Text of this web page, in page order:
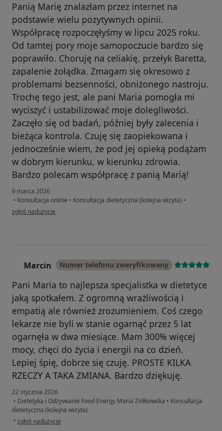
Panią Marię znalazłam przez internet na
podstawie wielu pozytywnych opinii.
Współpracę rozpoczęłyśmy w lipcu 2025 roku.
Od tamtej pory moje samopoczucie bardzo się
poprawiło. Choruję na celiakię, przełyk Baretta,
zapalenie żołądka. Zmagam się okresowo z
problemami bezsenności, obniżonego nastroju.
Trochę tego jest, ale pani Maria pomogła mi
wyciszyć i ustabilizować moje dolegliwości.
Zaczęło się od badań, później były zalecenia i
bieżąca kontrola. Czuję się zaopiekowana i
jednocześnie wiem, że pod jej opieką podążam
w dobrym kierunku, w kierunku zdrowia.
Bardzo polecam współpracę z panią Marią!
9 marca 2026
• Konsultacja online • Konsultacja dietetyczna (kolejna wizyta) •
w opinii użytkownika Ola
zgłoś nadużycie
Marcin Numer telefonu zweryfikowany
Pani Maria to najlepsza specjalistka w dietetyce
jaką spotkałem. Z ogromną wrażliwością i
empatią ale również zrozumieniem. Coś czego
lekarze nie byli w stanie ogarnąć przez 5 lat
ogarnęła w dwa miesiące. Mam 300% więcej
mocy, chęci do życia i energii na co dzień.
Lepiej śpię, dobrze się czuję. PROSTE KILKA
RZECZY A TAKA ZMIANA. Bardzo dziękuję.
22 stycznia 2026
• Dietetyka i Odżywianie Food Energy Maria Ziółkowska • Konsultacja
dietetyczna (kolejna wizyta)
• w opinii użytkownika Marcin
zgłoś nadużycie